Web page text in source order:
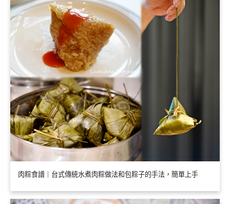
肉粽食譜｜台式傳統水煮肉粽做法和包粽子的手法，簡單上手